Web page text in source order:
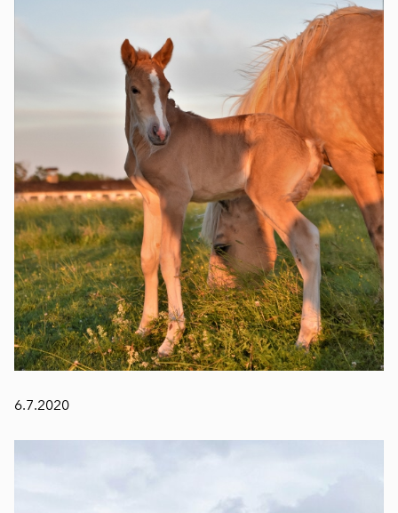
6.7.2020